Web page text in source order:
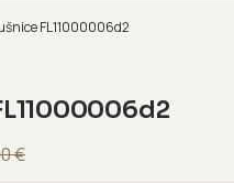
FL11000006d2
€